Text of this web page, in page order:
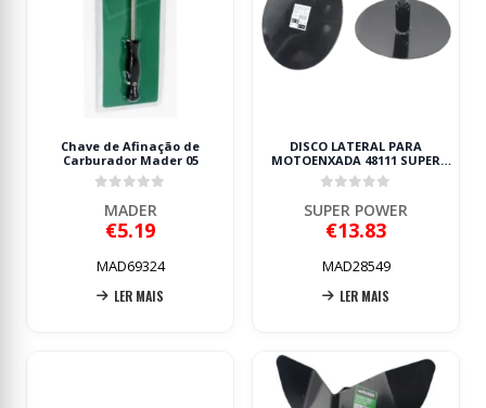
Chave de Afinação de
Carburador Mader 05
MADER
€5.19
MAD69324
LER MAIS
DISCO LATERAL PARA
MOTOENXADA 48111 SUPER
POWER
SUPER POWER
€13.83
MAD28549
LER MAIS